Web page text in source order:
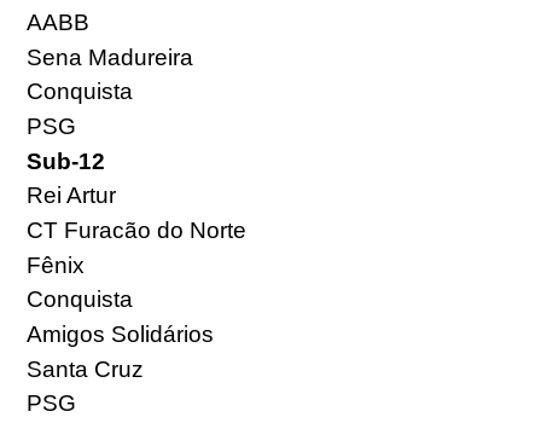
AABB
Sena Madureira
Conquista
PSG
Sub-12
Rei Artur
CT Furacão do Norte
Fênix
Conquista
Amigos Solidários
Santa Cruz
PSG